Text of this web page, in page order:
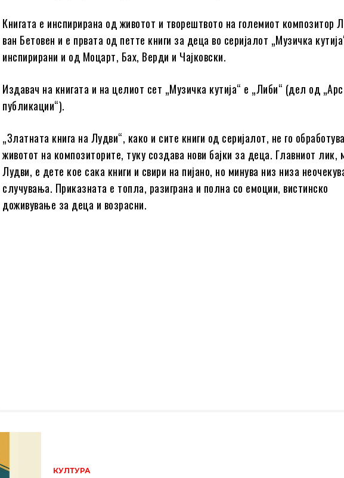
Книгата е инспирирана од животот и творештвото на големиот композитор
ван Бетовен и е првата од петте книги за деца во серијалот „Музичка
инспирирани и од Моцарт, Бах, Верди и Чајковски.
Издавач на книгата и на целиот сет „Музичка кутија“ е „Либи“ (дел од
публикации“).
„Златната книга на Лудви“, како и сите книги од серијалот, не го обработува
животот на композиторите, туку создава нови бајки за деца. Главниот лик,
Лудви, е дете кое сака книги и свири на пијано, но минува низ низа
случувања. Приказната е топла, разиграна и полна со емоции, вистинско
доживување за деца и возрасни.
КУЛТУРА